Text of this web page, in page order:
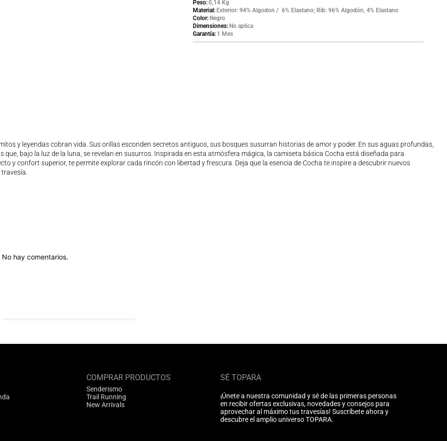
Peso 0,14 Kg
Material
Exterior: 94% Algodon / 6% Elastano; Rib: 96% Algodón, 4% Elastano
Color Negro
Dimensiones No aplica
Garantía 1 Mes
y leyendas cobran vida. Sus orillas esconden secretos antiguos, sus bosques susurran historias de amor y poder. En sus aguas profundas,
bajo la luz de la luna, se revelan en susurros. Inspirada en esta atmósfera mágica, la camiseta básica Cocha está diseñada para
y confort superior, te permite explorar cada rincón con libertad y frescura. Deja que la esencia de Cocha te inspire a descubrir nuevos
No hay comentarios.
COMPRAR PRODUCTOS
Senderismo
Trail Running
New Arrivals
SÉ TOPARA
¡Únete a nuestra comunidad y sé de las primeras personas
en recibir ofertas exclusivas, novedades y consejos para
aprovechar al máximo tus travesías! Suscríbete ahora y
descubre el amplio universo TOPARA.